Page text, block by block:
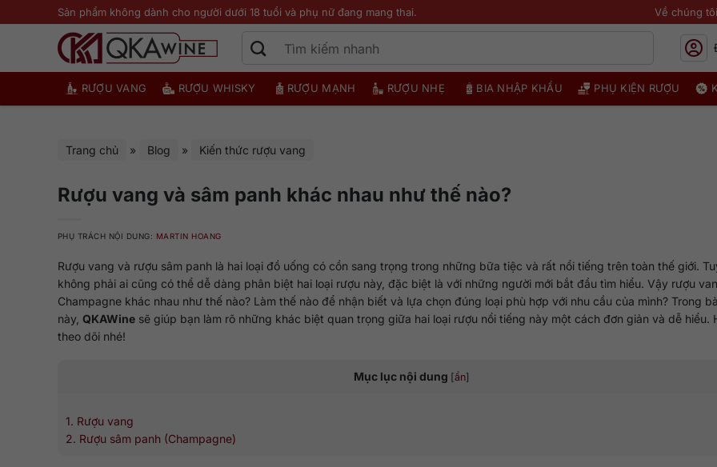
qua
Sản phẩm không dành cho người dưới 18 tuổi và phụ nữ đang mang thai. Về chúng tôi
RƯỢU VANG RƯỢU WHISKY RƯỢU MẠNH RƯỢU NHẸ BIA NHẬP KHẨU PHỤ KIỆN RƯỢU
Trang chủ » Blog » Kiến thức rượu vang
Rượu vang và sâm panh khác nhau như thế nào?
PHỤ TRÁCH NỘI DUNG: MARTIN HOANG
Rượu vang và rượu sâm panh là hai loại đồ uống có cồn sang trọng trong những bữa tiệc và rất nổi tiếng trên toàn thế giới.
không phải ai cũng có thể dễ dàng phân biệt hai loại rượu này, đặc biệt là với những người mới bắt đầu tìm hiểu. Vậy rượu
Champagne khác nhau như thế nào? Làm thế nào để nhận biết và lựa chọn đúng loại phù hợp với nhu cầu của mình? Trong
này, QKAWine sẽ giúp bạn làm rõ những khác biệt quan trọng giữa hai loại rượu nổi tiếng này một cách đơn giản và dễ hiểu.
theo dõi nhé!
Mục lục nội dung [ẩn]
1. Rượu vang
2. Rượu sâm panh (Champagne)